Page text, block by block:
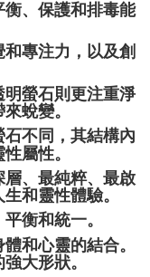
、保護和排毒能
專注力，以及創
螢石則更注重淨
蛻變。
不同，其結構內
屬性。
、最純粹、最啟
和靈性體驗。
衡和統一。
和心靈的結合。
大形狀。